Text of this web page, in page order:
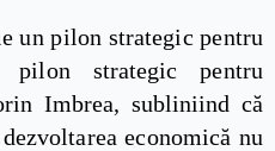
un pilon strategic pentru
strategic pentru
Imbrea, subliniind că
economică nu